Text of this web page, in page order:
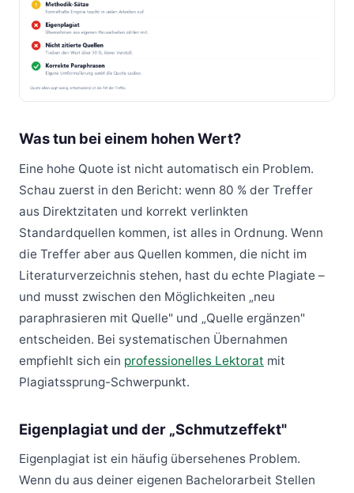
Was tun bei einem hohen Wert?
Eine hohe Quote ist nicht automatisch ein Problem.
Schau zuerst in den Bericht: wenn 80 % der Treffer
aus Direktzitaten und korrekt verlinkten
Standardquellen kommen, ist alles in Ordnung. Wenn
die Treffer aber aus Quellen kommen, die nicht im
Literaturverzeichnis stehen, hast du echte Plagiate –
und musst zwischen den Möglichkeiten „neu
paraphrasieren mit Quelle" und „Quelle ergänzen"
entscheiden. Bei systematischen Übernahmen
empfiehlt sich ein professionelles Lektorat mit
Plagiatssprung-Schwerpunkt.
Eigenplagiat und der „Schmutzeffekt"
Eigenplagiat ist ein häufig übersehenes Problem.
Wenn du aus deiner eigenen Bachelorarbeit Stellen